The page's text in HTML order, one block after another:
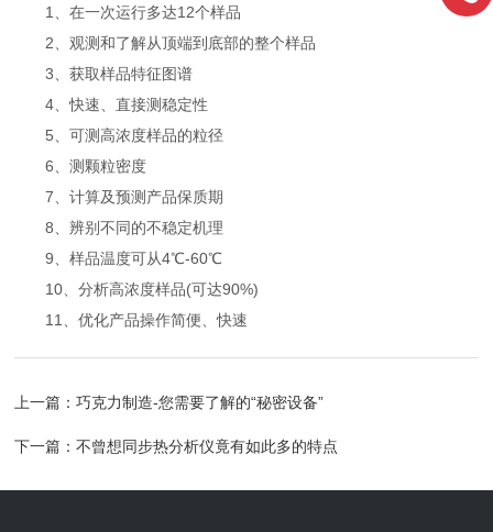
1、在一次运行多达12个样品
2、观测和了解从顶端到底部的整个样品
3、获取样品特征图谱
4、快速、直接测稳定性
5、可测高浓度样品的粒径
6、测颗粒密度
7、计算及预测产品保质期
8、辨别不同的不稳定机理
9、样品温度可从4℃-60℃
10、分析高浓度样品(可达90%)
11、优化产品操作简便、快速
上一篇：巧克力制造-您需要了解的“秘密设备”
下一篇：不曾想同步热分析仪竟有如此多的特点